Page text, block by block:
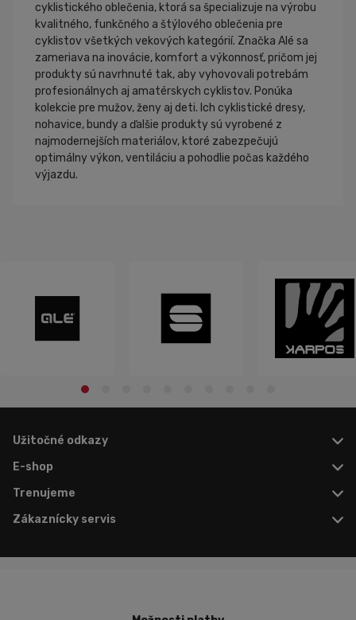
cyklistického oblečenia, ktorá sa špecializuje na výrobu
kvalitného, funkčného a štýlového oblečenia pre
cyklistov všetkých vekových kategórií. Značka Alé sa
zameriava na inovácie, komfort a výkonnosť, pričom jej
produkty sú navrhnuté tak, aby vyhovovali potrebám
profesionálnych aj amatérskych cyklistov. Ponúka
kolekcie pre mužov, ženy aj deti. Ich cyklistické dresy,
nohavice, bundy a ďalšie produkty sú vyrobené z
najmodernejších materiálov, ktoré zabezpečujú
optimálny výkon, ventiláciu a pohodlie počas každého
výjazdu.
Užitočné odkazy
E-shop
Trenujeme
Zákaznícky servis